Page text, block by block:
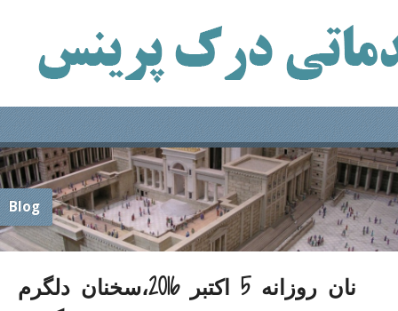
Blog
نان روزانه 5 اکتبر 2016،سخنان دلگرم